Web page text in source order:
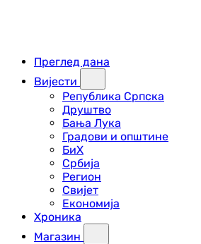
Преглед дана
Вијести
Република Српска
Друштво
Бања Лука
Градови и општине
БиХ
Србија
Регион
Свијет
Економија
Хроника
Магазин